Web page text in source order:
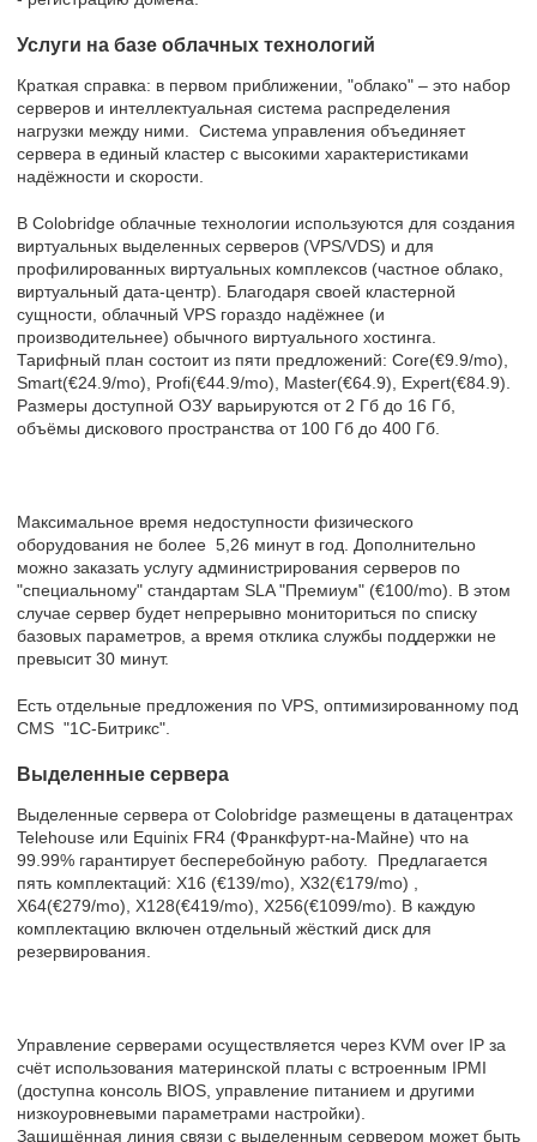
Услуги на базе облачных технологий
Краткая справка: в первом приближении, "облако" – это набор
серверов и интеллектуальная система распределения
нагрузки между ними. Система управления объединяет
сервера в единый кластер с высокими характеристиками
надёжности и скорости.
В Colobridge облачные технологии используются для создания
виртуальных выделенных серверов (VPS/VDS) и для
профилированных виртуальных комплексов (частное облако,
виртуальный дата-центр). Благодаря своей кластерной
сущности, облачный VPS гораздо надёжнее (и
производительнее) обычного виртуального хостинга.
Тарифный план состоит из пяти предложений: Core(€9.9/mo),
Smart(€24.9/mo), Profi(€44.9/mo), Master(€64.9), Expert(€84.9).
Размеры доступной ОЗУ варьируются от 2 Гб до 16 Гб,
объёмы дискового пространства от 100 Гб до 400 Гб.
Максимальное время недоступности физического
оборудования не более 5,26 минут в год. Дополнительно
можно заказать услугу администрирования серверов по
"специальному" стандартам SLA "Премиум" (€100/mo). В этом
случае сервер будет непрерывно мониториться по списку
базовых параметров, а время отклика службы поддержки не
превысит 30 минут.
Есть отдельные предложения по VPS, оптимизированному под
CMS "1C-Битрикс".
Выделенные сервера
Выделенные сервера от Colobridge размещены в датацентрах
Telehouse или Equinix FR4 (Франкфурт-на-Майне) что на
99.99% гарантирует бесперебойную работу. Предлагается
пять комплектаций: X16 (€139/mo), X32(€179/mo) ,
X64(€279/mo), X128(€419/mo), X256(€1099/mo). В каждую
комплектацию включен отдельный жёсткий диск для
резервирования.
Управление серверами осуществляется через KVM over IP за
счёт использования материнской платы с встроенным IPMI
(доступна консоль BIOS, управление питанием и другими
низкоуровневыми параметрами настройки).
Защищённая линия связи с выделенным сервером может быть